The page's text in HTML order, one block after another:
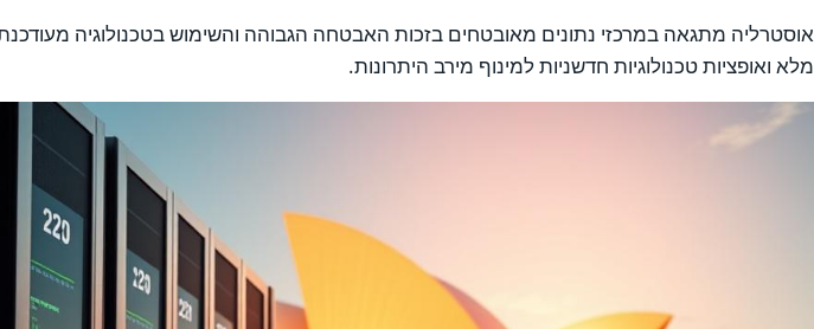
אוסטרליה מתגאה במרכזי נתונים מאובטחים בזכות האבטחה הגבוהה והשימוש בטכנולוגיה
מלא ואופציות טכנולוגיות חדשניות למינוף מירב היתרונות.